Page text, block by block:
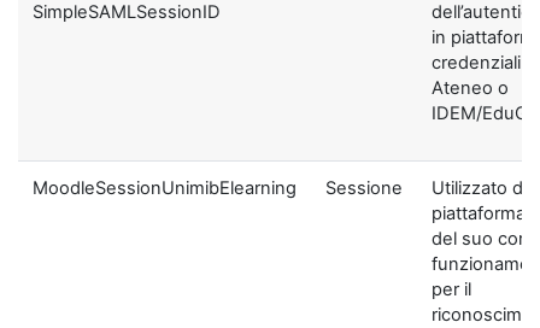
SimpleSAMLSessionID
in
credenziali di
Ateneo o
IDEM/
MoodleSessionUnimibElearning Sessione
Utilizzato
piattaforma
del suo
per il